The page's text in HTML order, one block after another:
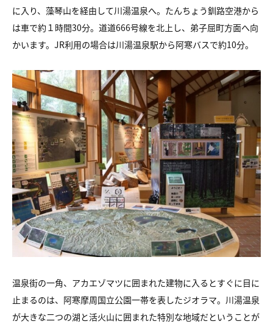
に入り、藻琴山を経由して川湯温泉へ。たんちょう釧路空港から
は車で約１時間30分。道道666号線を北上し、弟子屈町方面へ向
かいます。JR利用の場合は川湯温泉駅から阿寒バスで約10分。
温泉街の一角、アカエゾマツに囲まれた建物に入るとすぐに目に
止まるのは、阿寒摩周国立公園一帯を表したジオラマ。川湯温泉
が大きな二つの湖と活火山に囲まれた特別な地域だということが